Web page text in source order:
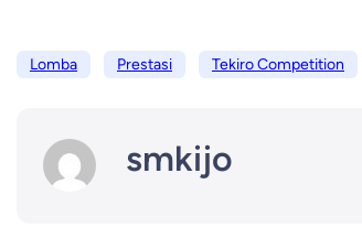
Lomba Prestasi Tekiro Competition
smkijo